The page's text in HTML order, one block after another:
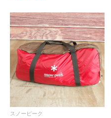
スノーピーク